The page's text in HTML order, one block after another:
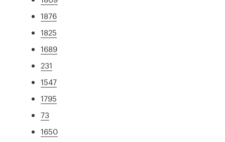
1876
1825
1689
231
1547
1795
73
1650